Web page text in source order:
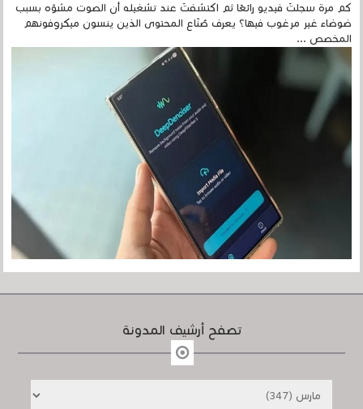
كم مرة سجلتَ فيديو رائعًا ثم اكتشفتَ عند تشغيله أن الصوت مشوّه بسبب
ضوضاء غير مرغوب فيها؟ يعرف صُنّاع المحتوى الذين ينسون ميكروفونهم
المخصص ...
تصفح أرشيف المدونة